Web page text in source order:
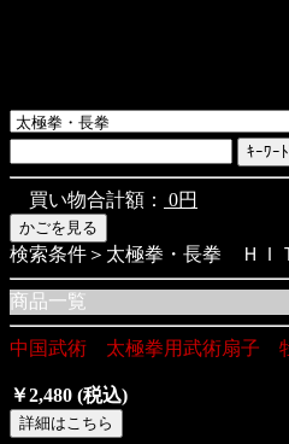
買い物合計額： 0円
検索条件＞太極拳・長拳 ＨＩ
商品一覧
中国武術 太極拳用武術扇子
￥2,480 (税込)